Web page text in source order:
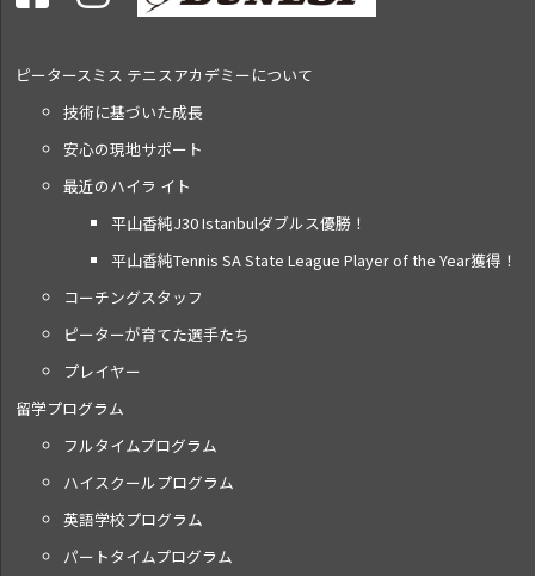
ピータースミス テニスアカデミーについて
技術に基づいた成長
安心の現地サポート
最近のハイラ イト
平山香純J30 Istanbulダブルス優勝！
平山香純Tennis SA State League Player of the Year獲得！
コーチングスタッフ
ピーターが育てた選手たち
プレイヤー
留学プログラム
フルタイムプログラム
ハイスクールプログラム
英語学校プログラム
パートタイムプログラム